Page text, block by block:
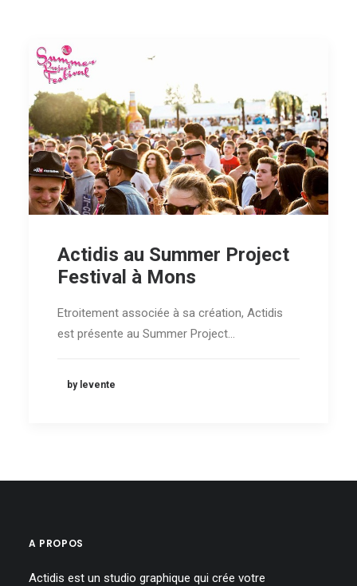
Actidis au Summer Project
Festival à Mons
Etroitement associée à sa création, Actidis
est présente au Summer Project…
by levente
A PROPOS
Actidis est un studio graphique qui crée votre